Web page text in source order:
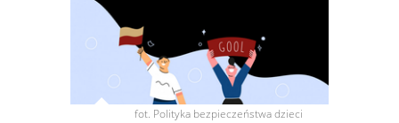
fot. Polityka bezpieczeństwa dzieci